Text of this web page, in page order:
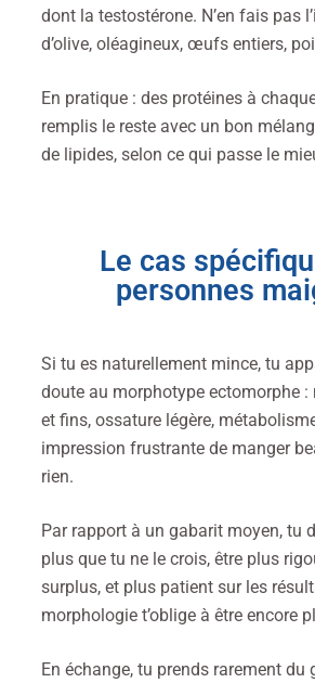
dont la testostérone. N’en fais pas
d’olive, oléagineux, œufs entiers,
En pratique : des protéines à
remplis le reste avec un bon
de lipides, selon ce qui passe le
Le cas
personnes
Si tu es naturellement mince, tu
doute au morphotype ectomorphe :
et fins, ossature légère,
impression frustrante de manger
rien.
Par rapport à un gabarit moyen, tu
plus que tu ne le crois, être plus
surplus, et plus patient sur les
morphologie t’oblige à être encore
En échange, tu prends rarement du